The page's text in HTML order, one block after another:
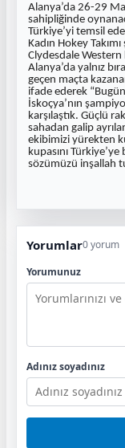
Alanya’da 26-29
sahipliğinde
Türkiye’yi temsil
Kadın Hokey
Clydesdale Western
Alanya’da yalnız
geçen maçta
ifade ederek
İskoçya’nın
karşılaştık. Güçlü
sahadan galip
ekibimizi yürekten
kupasını
sözümüzü inşallah
Yorumlar0 yorum
Yorumunuz
Adınız soyadınız